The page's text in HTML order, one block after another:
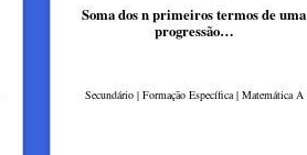
Soma dos n primeiros termos de uma
progressão…
Secundário | Formação Específica | Matemática A